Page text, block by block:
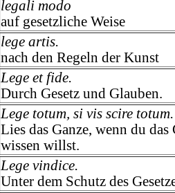
legali modo
auf gesetzliche Weise
lege artis.
nach den Regeln der Kunst
Lege et fide.
Durch Gesetz und Glauben.
Lege totum, si vis scire totum.
Lies das Ganze, wenn du das
wissen willst.
Lege vindice.
Unter dem Schutz des